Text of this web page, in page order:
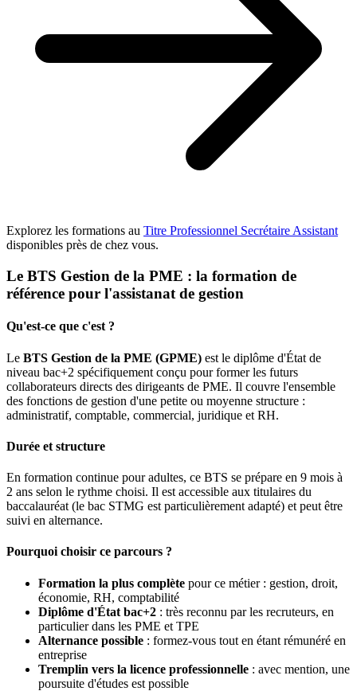
Explorez les formations au Titre Professionnel Secrétaire Assistant
disponibles près de chez vous.
Le BTS Gestion de la PME : la formation de
référence pour l'assistanat de gestion
Qu'est-ce que c'est ?
Le BTS Gestion de la PME (GPME) est le diplôme d'État de
niveau bac+2 spécifiquement conçu pour former les futurs
collaborateurs directs des dirigeants de PME. Il couvre l'ensemble
des fonctions de gestion d'une petite ou moyenne structure :
administratif, comptable, commercial, juridique et RH.
Durée et structure
En formation continue pour adultes, ce BTS se prépare en 9 mois à
2 ans selon le rythme choisi. Il est accessible aux titulaires du
baccalauréat (le bac STMG est particulièrement adapté) et peut être
suivi en alternance.
Pourquoi choisir ce parcours ?
Formation la plus complète pour ce métier : gestion, droit,
économie, RH, comptabilité
Diplôme d'État bac+2 : très reconnu par les recruteurs, en
particulier dans les PME et TPE
Alternance possible : formez-vous tout en étant rémunéré en
entreprise
Tremplin vers la licence professionnelle : avec mention, une
poursuite d'études est possible